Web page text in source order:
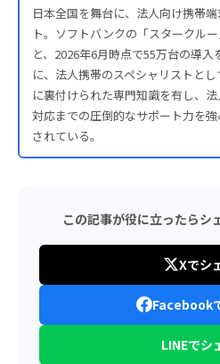
日本全国を舞台に、法人向け携帯
ト。ソフトバンクの「スタークル
と、2026年6月時点で55万台の導
に、法人携帯のスペシャリストと
に裏付けられた専門知識を有し、
対応までの圧倒的なサポート力を
されている。
この記事が役に立ったらシ
Xでシ
Facebook
LINEでシ